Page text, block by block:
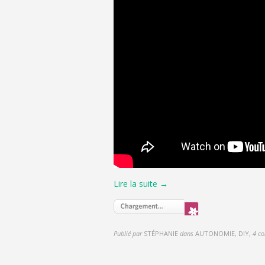
Lire la suite →
Publié par STÉPHANIE dans AUTONOMIE, DIY, 4